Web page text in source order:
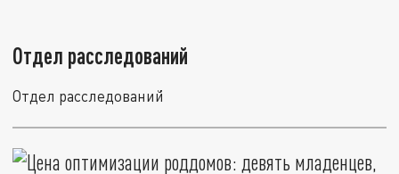
Отдел расследований
Отдел расследований